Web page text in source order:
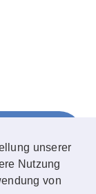
unserer
Nutzung
von